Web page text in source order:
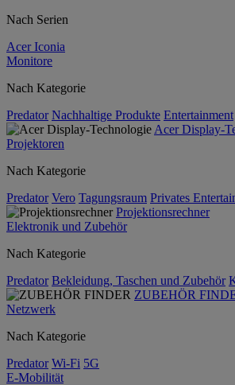
Nach Serien
Acer Iconia
Monitore
Nach Kategorie
Predator Nachhaltige Produkte Entertainment
Acer Display-
Projektoren
Nach Kategorie
Predator Vero Tagungsraum Privates
Projektionsrechner
Elektronik und Zubehör
Nach Kategorie
Predator Bekleidung, Taschen und Zubehör
ZUBEHÖR
Netzwerk
Nach Kategorie
Predator Wi-Fi 5G
E-Mobilität